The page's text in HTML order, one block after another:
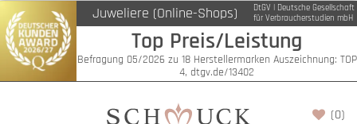
Juweliere (Online-Shops)
DtGV | Deutsche Gesellschaft
für Verbraucherstudien mbH
Top Preis/Leistung
Befragung 05/2026 zu 18 Herstellermarken Auszeichnung: TOP
4, dtgv.de/13402
(0)